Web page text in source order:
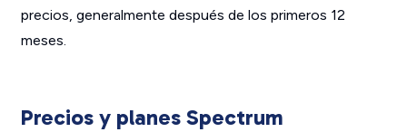
precios, generalmente después de los primeros 12
meses.
Precios y planes Spectrum